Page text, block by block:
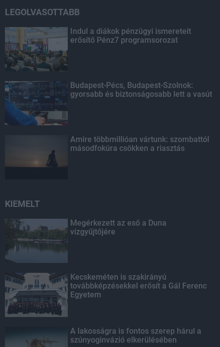
LEGOLVASOTTABB
Indul a diákok pénzügyi ismereteit
erősítő Pénz7 programsorozat
Budapest-Pécs, Budapest-Szolnok:
gyorsabb és biztonságosabb lett a vasút
Amire többmillióan vártunk: szombattól
másodfokúra csökken a riasztás
KIEMELT
Megérkezett az eső a Duna
vízgyűjtőjére
Kecskeméten is szakirányú
továbbképzésekkel erősít a Gál Ferenc
Egyetem
A lakosságra is fontos szerep hárul a
szúnyoginvázió elkerülésében